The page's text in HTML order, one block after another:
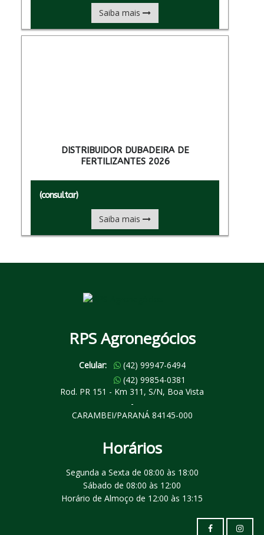
Saiba mais
DISTRIBUIDOR DUBADEIRA DE
FERTILIZANTES 2026
(consultar)
Saiba mais
RPS Agronegócios
Celular:
(42) 99947-6494
(42) 99854-0381
Rod. PR 151 - Km 311, S/N, Boa Vista
-
CARAMBEI/PARANÁ 84145-000
Horários
Segunda a Sexta de 08:00 às 18:00
Sábado de 08:00 às 12:00
Horário de Almoço de 12:00 às 13:15